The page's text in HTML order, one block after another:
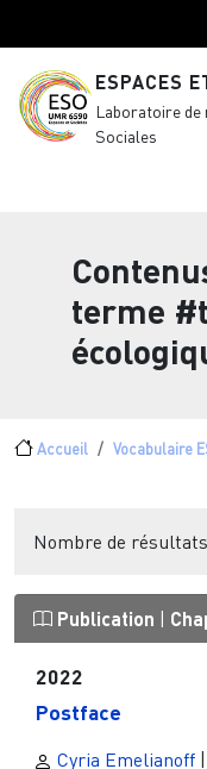
ESPACES
Laboratoire de
Sociales
terme
Fil d'Ariane
Accueil Vocabulaire
Nombre de
Publication
2022
Postface
Cyria Emelianoff |